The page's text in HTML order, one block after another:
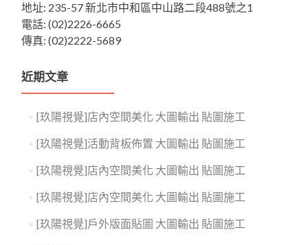
地址: 235-57 新北市中和區中山路二段488號之1
電話: (02)2226-6665
傳真: (02)2222-5689
近期文章
[玖陽視覺]店內空間美化 大圖輸出 貼圖施工
[玖陽視覺]活動背板佈置 大圖輸出 貼圖施工
[玖陽視覺]店內空間美化 大圖輸出 貼圖施工
[玖陽視覺]店內空間美化 大圖輸出 貼圖施工
[玖陽視覺]戶外版面貼圖 大圖輸出 貼圖施工